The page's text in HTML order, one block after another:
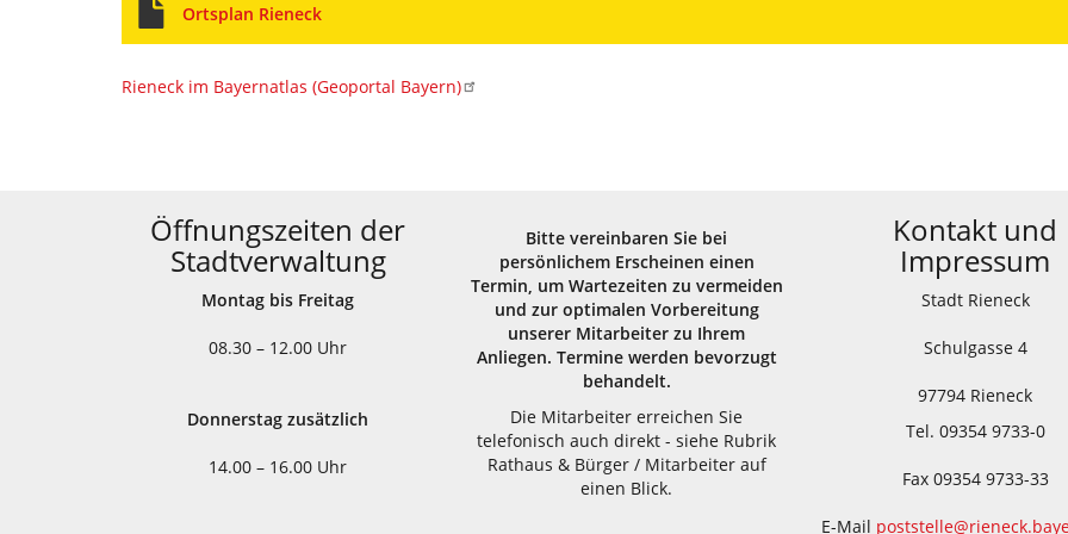
Ortsplan Rieneck
Rieneck im Bayernatlas (Geoportal Bayern)
Öffnungszeiten der
Stadtverwaltung
Montag bis Freitag
08.30 – 12.00 Uhr
Donnerstag zusätzlich
14.00 – 16.00 Uhr
Bitte vereinbaren Sie bei
persönlichem Erscheinen einen
Termin, um Wartezeiten zu vermeiden
und zur optimalen Vorbereitung
unserer Mitarbeiter zu Ihrem
Anliegen. Termine werden bevorzugt
behandelt.
Die Mitarbeiter erreichen Sie
telefonisch auch direkt - siehe Rubrik
Rathaus & Bürger / Mitarbeiter auf
einen Blick.
Kontakt und
Impressum
Stadt Rieneck
Schulgasse 4
97794 Rieneck
Tel. 09354 9733-0
Fax 09354 9733-33
E-Mail